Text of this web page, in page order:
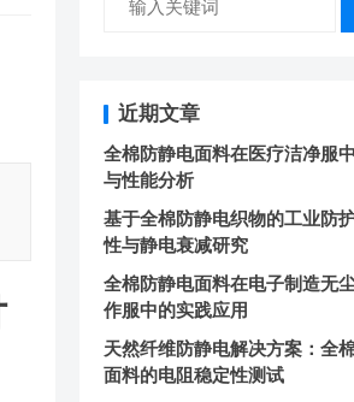
近期文章
全棉防静电面料在医疗洁净服
与性能分析
基于全棉防静电织物的工业防
性与静电衰减研究
全棉防静电面料在电子制造无
作服中的实践应用
天然纤维防静电解决方案：全
面料的电阻稳定性测试